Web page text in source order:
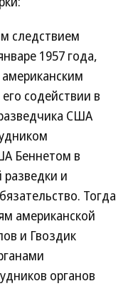
следствием
1957 года,
содействии в
США
Беннетом в
разведки и
Тогда
американской
и Гвоздик
органов